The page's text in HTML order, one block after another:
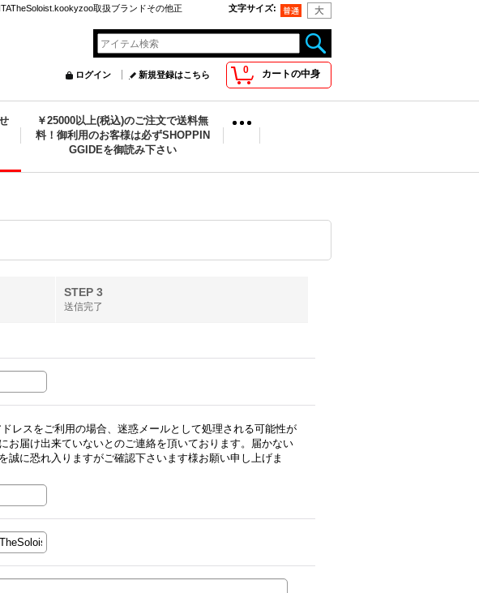
取扱ブランドその他正
文字サイズ:
0 カートの中身
ログイン 新規登録はこちら
￥25000以上(税込)のご注文で送料無
料！御利用のお客様は必ずSHOPPIN
GGIDEを御読み下さい
STEP 3
送信完了
レスをご利用の場合、迷惑メールとして処理される可能性が
お届け出来ていないとのご連絡を頂いております。届かない
誠に恐れ入りますがご確認下さいます様お願い申し上げま